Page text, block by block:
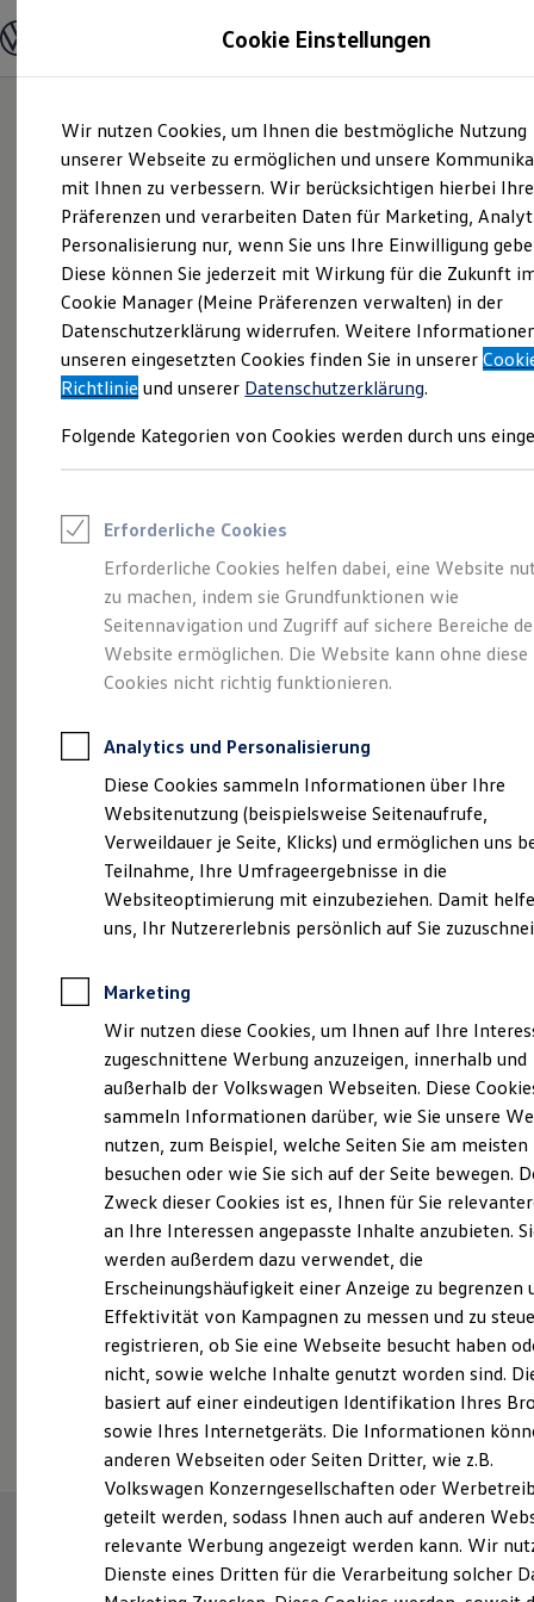
Hauptinhalt
springen
Footer
springen
Modelle und Konfigurator
Modelle vergleichen
Elektroautos
ENERGY Sondermodelle
Nutzfahrzeuge
SUV und CUV
Familienautos
Kombis
Kompaktwagen
Sportwagen
Schnell verfügbare Fahrzeuge
Angebote und Produkte
Aktuelle Angebote
E-Auto-Förderung
Volkswagen Marktplatz
Junge Gebrauchtwagen und Gebrauchtwagen
Saisonangebote
Leasing
Leasing-Angebote
Gebrauchtwagen Leasing
Junge Gebrauchtwagen-Leasing
Elektroauto Leasing
Kleinwagen-Leasing
Leasing ohne Anzahlung
Autokredit mit Schlussrate
Versicherungen und Garantien
Kfz-Versicherung
Restschuldversicherungen
Garantien
Wartungsverträge
Geschäftskunden
Professional Class bei Volkswagen
Großkunden
Behörden
Anpfiff zum Gewinn
Elektroautos
ID. Tutorials
Elektrofahrzeugkonzepte
Reichweite
Reichweite der ID. Modelle
Reichweite im Winter
Laden
Laden unterwegs
Laden Zuhause
Ladezeitensimulator
Batterie
Sicherheit
Garantie und Lebensdauer
Nachhaltigkeit
Technologie
Kosten und Kauf
Verbrauchskosten
Kaufoptionen
E-Auto-Förderung
Software und Konnektivität
Die ID. Software 6
ID. Software Versionen und Updates
Digitale Extras
Schnittstellen zu Ihrem ID.
Vielseitig, komfortabel,
leistungsstark. Der
Touran.
Probefahrt vereinbaren
Fahrzeugangebot anfordern
Serviceanfrage stellen
Cookie Einstellungen
Wir nutzen Cookies, um Ihnen die bestmögliche Nutzung
unserer Webseite zu ermöglichen und unsere
mit Ihnen zu verbessern. Wir berücksichtigen hierbei Ihre
Präferenzen und verarbeiten Daten für Marketing,
Personalisierung nur, wenn Sie uns Ihre Einwilligung
Diese können Sie jederzeit mit Wirkung für die Zukunft
Cookie Manager (Meine Präferenzen verwalten) in der
Datenschutzerklärung widerrufen. Weitere
unseren eingesetzten Cookies finden Sie in unserer
Richtlinie und unserer Datenschutzerklärung.
Folgende Kategorien von Cookies werden durch uns
Erforderliche Cookies
Erforderliche Cookies helfen dabei, eine Website
zu machen, indem sie Grundfunktionen wie
Seitennavigation und Zugriff auf sichere Bereiche
Website ermöglichen. Die Website kann ohne diese
Cookies nicht richtig funktionieren.
Analytics und Personalisierung
Diese Cookies sammeln Informationen über Ihre
Websitenutzung (beispielsweise Seitenaufrufe,
Verweildauer je Seite, Klicks) und ermöglichen uns
Teilnahme, Ihre Umfrageergebnisse in die
Websiteoptimierung mit einzubeziehen. Damit
uns, Ihr Nutzererlebnis persönlich auf Sie
Marketing
Wir nutzen diese Cookies, um Ihnen auf Ihre
zugeschnittene Werbung anzuzeigen, innerhalb und
außerhalb der Volkswagen Webseiten. Diese
sammeln Informationen darüber, wie Sie unsere
nutzen, zum Beispiel, welche Seiten Sie am meisten
besuchen oder wie Sie sich auf der Seite bewegen.
Zweck dieser Cookies ist es, Ihnen für Sie
an Ihre Interessen angepasste Inhalte anzubieten.
werden außerdem dazu verwendet, die
Erscheinungshäufigkeit einer Anzeige zu begrenzen
Effektivität von Kampagnen zu messen und zu
registrieren, ob Sie eine Webseite besucht haben
nicht, sowie welche Inhalte genutzt worden sind.
basiert auf einer eindeutigen Identifikation Ihres
sowie Ihres Internetgeräts. Die Informationen
anderen Webseiten oder Seiten Dritter, wie z.B.
Volkswagen Konzerngesellschaften oder
geteilt werden, sodass Ihnen auch auf anderen
relevante Werbung angezeigt werden kann. Wir
Dienste eines Dritten für die Verarbeitung solcher